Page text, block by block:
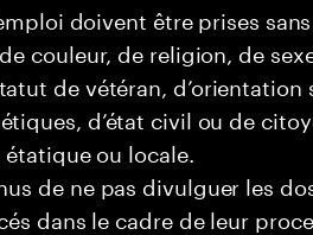
doivent être prises
couleur, de religion, de
de vétéran,
d’état civil ou de
ou locale.
de ne pas divulguer les
dans le cadre de leur